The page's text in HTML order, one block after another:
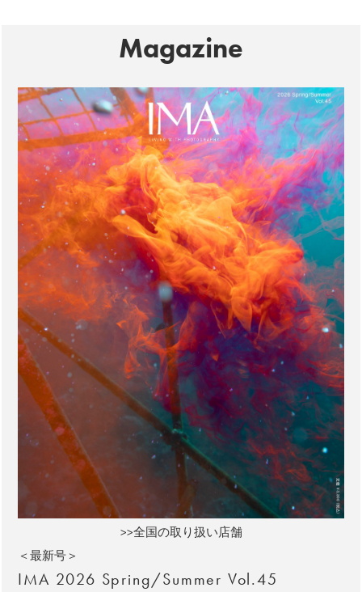
Magazine
>>全国の取り扱い店舗
＜最新号＞
IMA 2026 Spring/Summer Vol.45